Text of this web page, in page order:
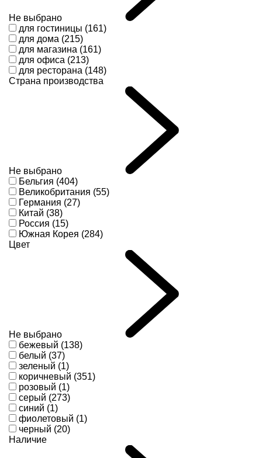
Не выбрано
для гостиницы (161)
для дома (215)
для магазина (161)
для офиса (213)
для ресторана (148)
Страна производства
Не выбрано
Бельгия (404)
Великобритания (55)
Германия (27)
Китай (38)
Россия (15)
Южная Корея (284)
Цвет
Не выбрано
бежевый (138)
белый (37)
зеленый (1)
коричневый (351)
розовый (1)
серый (273)
синий (1)
фиолетовый (1)
черный (20)
Наличие